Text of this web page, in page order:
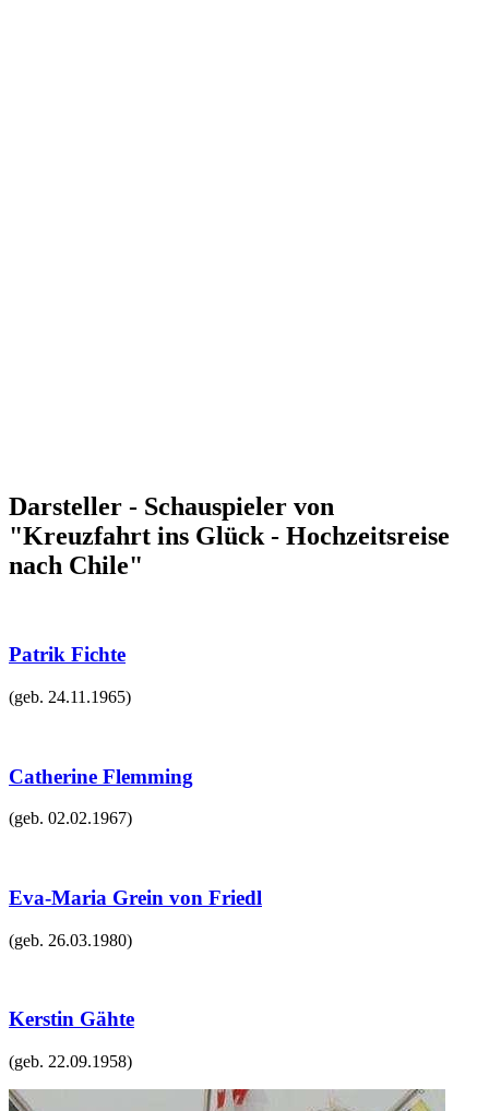
Darsteller - Schauspieler von
"Kreuzfahrt ins Glück - Hochzeitsreise
nach Chile"
Patrik Fichte
(geb. 24.11.1965)
Catherine Flemming
(geb. 02.02.1967)
Eva-Maria Grein von Friedl
(geb. 26.03.1980)
Kerstin Gähte
(geb. 22.09.1958)